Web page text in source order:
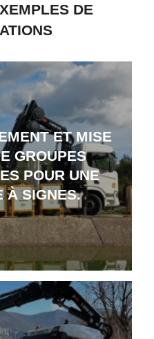
DE
ET MISE
GROUPES
POUR UNE
À SIGNES.